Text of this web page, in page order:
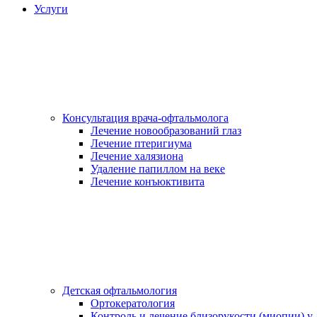
Услуги
Консультация врача-офтальмолога
Лечение новообразований глаз
Лечение птеригиума
Лечение халязиона
Удаление папиллом на веке
Лечение конъюктивита
Детская офтальмология
Ортокератология